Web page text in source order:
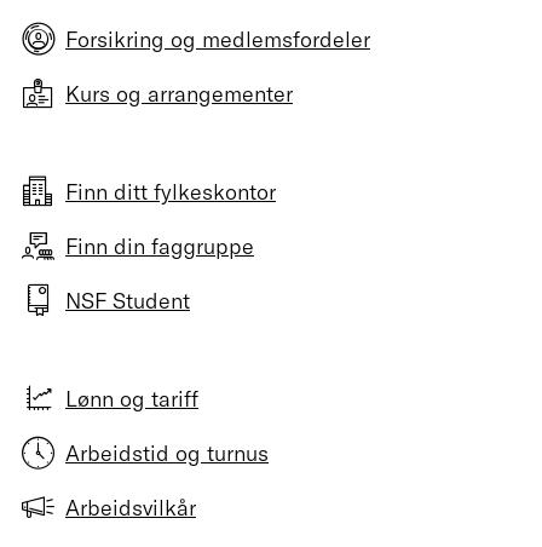
Forsikring og medlemsfordeler
Kurs og arrangementer
Finn ditt fylkeskontor
Finn din faggruppe
NSF Student
Lønn og tariff
Arbeidstid og turnus
Arbeidsvilkår